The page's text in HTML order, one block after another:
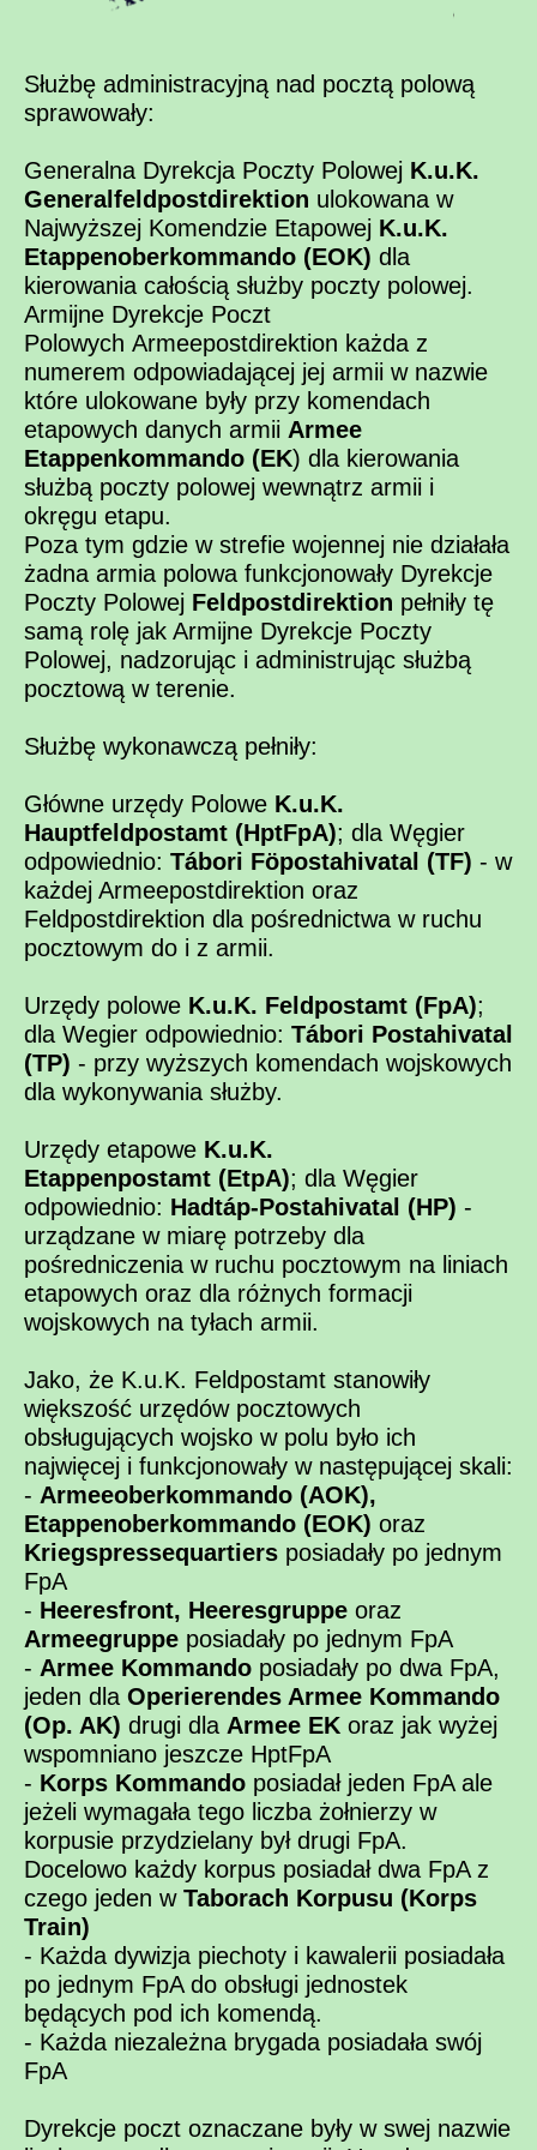
Służbę administracyjną nad pocztą polową
sprawowały:
Generalna Dyrekcja Poczty Polowej K.u.K.
Generalfeldpostdirektion ulokowana w
Najwyższej Komendzie Etapowej K.u.K.
Etappenoberkommando (EOK) dla
kierowania całością służby poczty polowej.
Armijne Dyrekcje Poczt
Polowych Armeepostdirektion każda z
numerem odpowiadającej jej armii w nazwie
które ulokowane były przy komendach
etapowych danych armii Armee
Etappenkommando (EK) dla kierowania
służbą poczty polowej wewnątrz armii i
okręgu etapu.
Poza tym gdzie w strefie wojennej nie działała
żadna armia polowa funkcjonowały Dyrekcje
Poczty Polowej Feldpostdirektion pełniły tę
samą rolę jak Armijne Dyrekcje Poczty
Polowej, nadzorując i administrując służbą
pocztową w terenie.
Służbę wykonawczą pełniły:
Główne urzędy Polowe K.u.K.
Hauptfeldpostamt (HptFpA); dla Węgier
odpowiednio: Tábori Föpostahivatal (TF) - w
każdej Armeepostdirektion oraz
Feldpostdirektion dla pośrednictwa w ruchu
pocztowym do i z armii.
Urzędy polowe K.u.K. Feldpostamt (FpA);
dla Wegier odpowiednio: Tábori Postahivatal
(TP) - przy wyższych komendach wojskowych
dla wykonywania służby.
Urzędy etapowe K.u.K.
Etappenpostamt (EtpA); dla Węgier
odpowiednio: Hadtáp-Postahivatal (HP) -
urządzane w miarę potrzeby dla
pośredniczenia w ruchu pocztowym na liniach
etapowych oraz dla różnych formacji
wojskowych na tyłach armii.
Jako, że K.u.K. Feldpostamt stanowiły
większość urzędów pocztowych
obsługujących wojsko w polu było ich
najwięcej i funkcjonowały w następującej skali:
- Armeeoberkommando (AOK),
Etappenoberkommando (EOK) oraz
Kriegspressequartiers posiadały po jednym
FpA
- Heeresfront, Heeresgruppe oraz
Armeegruppe posiadały po jednym FpA
- Armee Kommando posiadały po dwa FpA,
jeden dla Operierendes Armee Kommando
(Op. AK) drugi dla Armee EK oraz jak wyżej
wspomniano jeszcze HptFpA
- Korps Kommando posiadał jeden FpA ale
jeżeli wymagała tego liczba żołnierzy w
korpusie przydzielany był drugi FpA.
Docelowo każdy korpus posiadał dwa FpA z
czego jeden w Taborach Korpusu (Korps
Train)
- Każda dywizja piechoty i kawalerii posiadała
po jednym FpA do obsługi jednostek
będących pod ich komendą.
- Każda niezależna brygada posiadała swój
FpA
Dyrekcje poczt oznaczane były w swej nazwie